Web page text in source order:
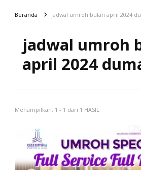
Beranda jadwal umroh bulan april 2024
jadwal umroh
april 2024
Menampilkan: 1 - 1 dari 1 HASIL